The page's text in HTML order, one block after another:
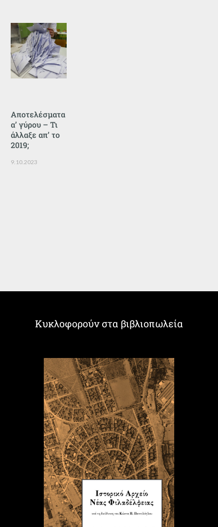
Αποτελέσματα
α’ γύρου – Τι
άλλαξε απ’ το
2019;
9.10.2023
Κυκλοφορούν στα βιβλιοπωλεία